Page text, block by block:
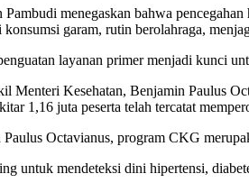
menegaskan bahwa
konsumsi garam, rutin berolahraga,
layanan primer menjadi kunci
Menteri Kesehatan, Benjamin Paulus
1,16 juta peserta telah tercatat
Octavianus, program CKG
untuk mendeteksi dini hipertensi,